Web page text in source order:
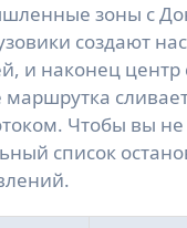
зоны с
создают
и наконец центр
маршрутка
Чтобы вы не
список